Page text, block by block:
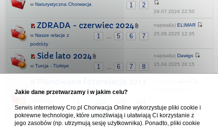
1 2
w Naturystyczna Chorwacja
29.07.2024 22:50
ZDRADA - czerwiec 2024
1 5 6 7
w Nasze relacje z
podróży
napisał(a) ELIMAR
25.08.2025 12:35
Side lato 2024
1 6 7 8
w Turcja - Türkiye
napisał(a) Dawigs
15.04.2025 20:15
- 2024
wielokrajowe -
wycieczki objazdowe
Jakie dane przetwarzamy i w jakim celu?
Serwis internetowy Cro.pl Chorwacja Online wykorzystuje pliki cookie i
pokrewne technologie, które umożliwiają i ułatwiają Ci korzystanie z
jego zasobów (np. utrzymują sesję użytkownika). Ponadto, pliki cookie